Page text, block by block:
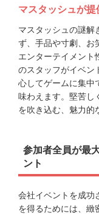
マスタッシュが
マスタッシュの謎解
ず、手品や寸劇、お
エンターテイメント
のスタッフがイベン
心してゲームに集中
味わえます。堅苦し
を吹き込む、魅力的
参加者全員が最
ント
会社イベントを成功
を得るためには、緻